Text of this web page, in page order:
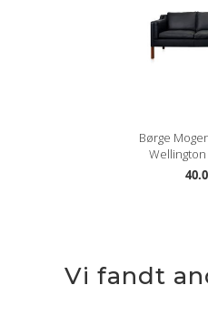
Børge
Wellington
Vi fandt